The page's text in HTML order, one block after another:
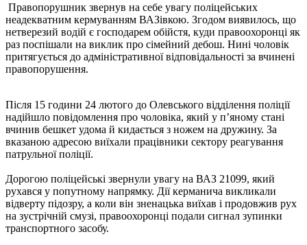
Правопорушник звернув на себе увагу поліцейських
неадекватним кермуванням ВАЗівкою. Згодом виявилось, що
нетверезий водій є господарем обійстя, куди правоохоронці як
раз поспішали на виклик про сімейний дебош. Нині чоловік
притягується до адміністративної відповідальності за вчинені
правопорушення.
Після 15 години 24 лютого до Олевського відділення поліції
надійшло повідомлення про чоловіка, який у п’яному стані
вчинив бешкет удома й кидається з ножем на дружину. За
вказаною адресою виїхали працівники сектору реагування
патрульної поліції.
Дорогою поліцейські звернули увагу на ВАЗ 21099, який
рухався у попутному напрямку. Дії керманича викликали
відверту підозру, а коли він зненацька виїхав і продовжив рух
на зустрічній смузі, правоохоронці подали сигнал зупинки
транспортного засобу.